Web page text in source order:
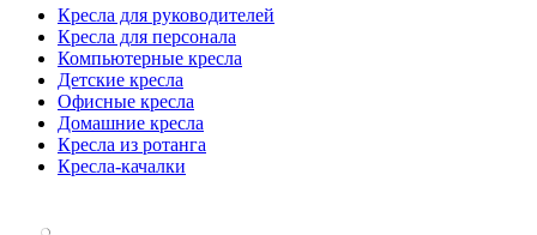
Кресла для руководителей
Кресла для персонала
Компьютерные кресла
Детские кресла
Офисные кресла
Домашние кресла
Кресла из ротанга
Кресла-качалки